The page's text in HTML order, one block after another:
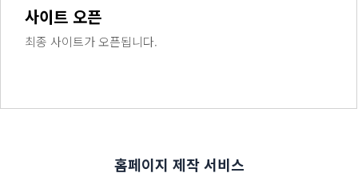
사이트 오픈
최종 사이트가 오픈됩니다.
홈페이지 제작 서비스